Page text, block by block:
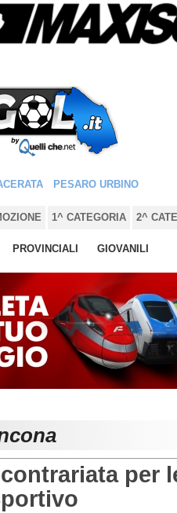
PESARO URBINO
1^ CATEGORIA 2^
PROVINCIALI GIOVANILI
per